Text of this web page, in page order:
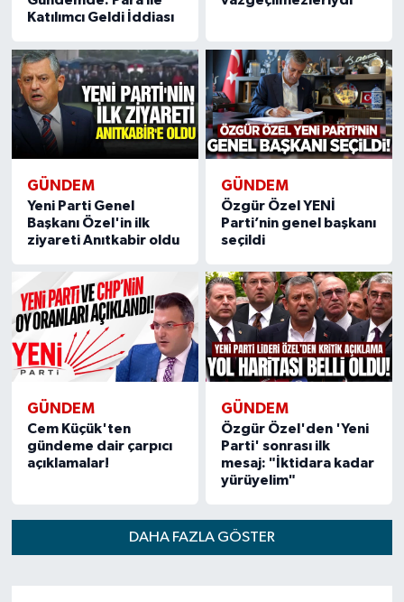
Katılımcı Geldi İddiası
GÜNDEM
Yeni Parti Genel
Başkanı Özel'in ilk
ziyareti Anıtkabir oldu
GÜNDEM
Özgür Özel YENİ
Parti’nin genel başkanı
seçildi
GÜNDEM
Cem Küçük'ten
gündeme dair çarpıcı
açıklamalar!
GÜNDEM
Özgür Özel'den 'Yeni
Parti' sonrası ilk
mesaj: "İktidara kadar
yürüyelim"
DAHA FAZLA GÖSTER